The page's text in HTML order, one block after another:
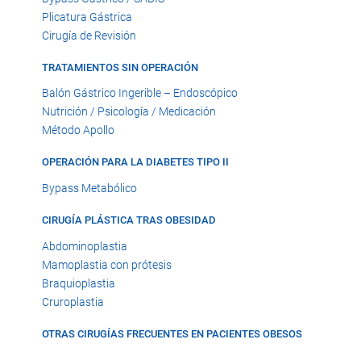
Plicatura Gástrica
Cirugía de Revisión
TRATAMIENTOS SIN OPERACIÓN
Balón Gástrico Ingerible – Endoscópico
Nutrición / Psicología / Medicación
Método Apollo
OPERACIÓN PARA LA DIABETES TIPO II
Bypass Metabólico
CIRUGÍA PLÁSTICA TRAS OBESIDAD
Abdominoplastia
Mamoplastia con prótesis
Braquioplastia
Cruroplastia
OTRAS CIRUGÍAS FRECUENTES EN PACIENTES OBESOS